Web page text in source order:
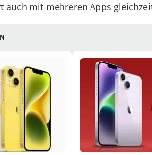
auch mit mehreren Apps